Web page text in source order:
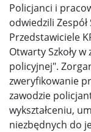
Policjanci i
odwiedzili Zespół
Przedstawiciele
Otwarty Szkoły
policyjnej".
zweryfikowanie
zawodzie
wykształceniu,
niezbędnych do